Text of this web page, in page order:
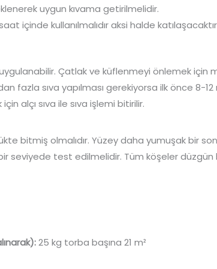
uygun kıvama getirilmelidir.
içinde kullanılmalıdır aksi halde
Çatlak ve küflenmeyi önlemek için
fazla sıva yapılması gerekiyorsa ilk önce 8-
alçı sıva ile sıva işlemi bitirilir.
bitmiş olmalıdır. Yüzey daha yumuşak bir
seviyede test edilmelidir. Tüm köşeler
25 kg torba başına 21 m²